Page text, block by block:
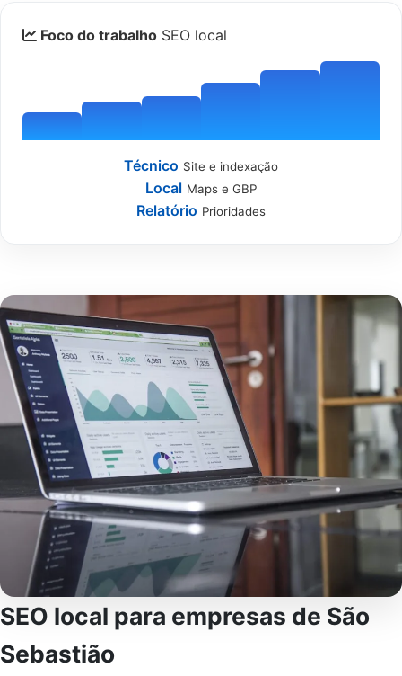
Foco do trabalho SEO local
Técnico Site e indexação
Local Maps e GBP
Relatório Prioridades
SEO local para empresas de São
Sebastião